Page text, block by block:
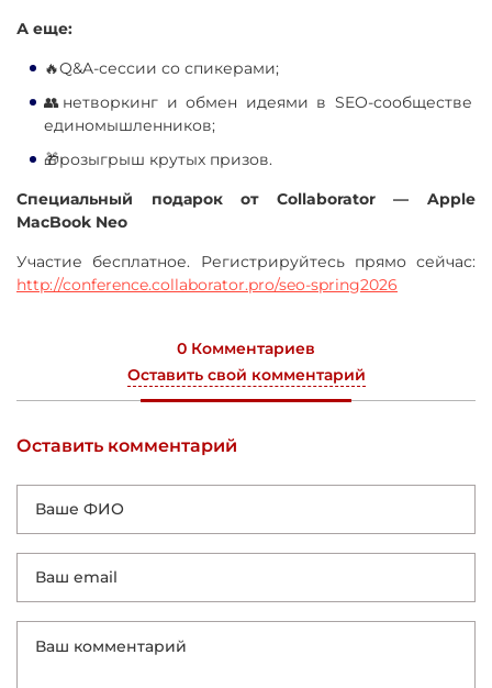
А еще:
🔥Q&A-сессии со спикерами;
👥нетворкинг и обмен идеями в SEO-сообществе
единомышленников;
🎁розыгрыш крутых призов.
Специальный подарок от Collaborator — Apple
MacBook Neo
Участие бесплатное. Регистрируйтесь прямо сейчас:
http://conference.collaborator.pro/seo-spring2026
0 Комментариев
Оставить свой комментарий
Оставить комментарий